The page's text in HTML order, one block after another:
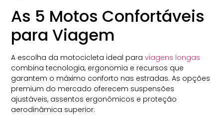
As 5 Motos Confortáveis
para Viagem
A escolha da motocicleta ideal paraviagens longas
combina tecnologia, ergonomia e recursos que
garantem o máximo conforto nas estradas. As opções
premium do mercado oferecem suspensões
ajustáveis, assentos ergonômicos e proteção
aerodinâmica superior.